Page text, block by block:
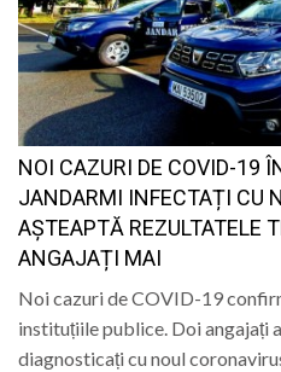
NOI CAZURI DE COVID-19
JANDARMI INFECTAȚI CU
AȘTEAPTĂ REZULTATELE
ANGAJAȚI MAI
Noi cazuri de COVID-19
instituțiile publice. Doi angajați
diagnosticați cu noul